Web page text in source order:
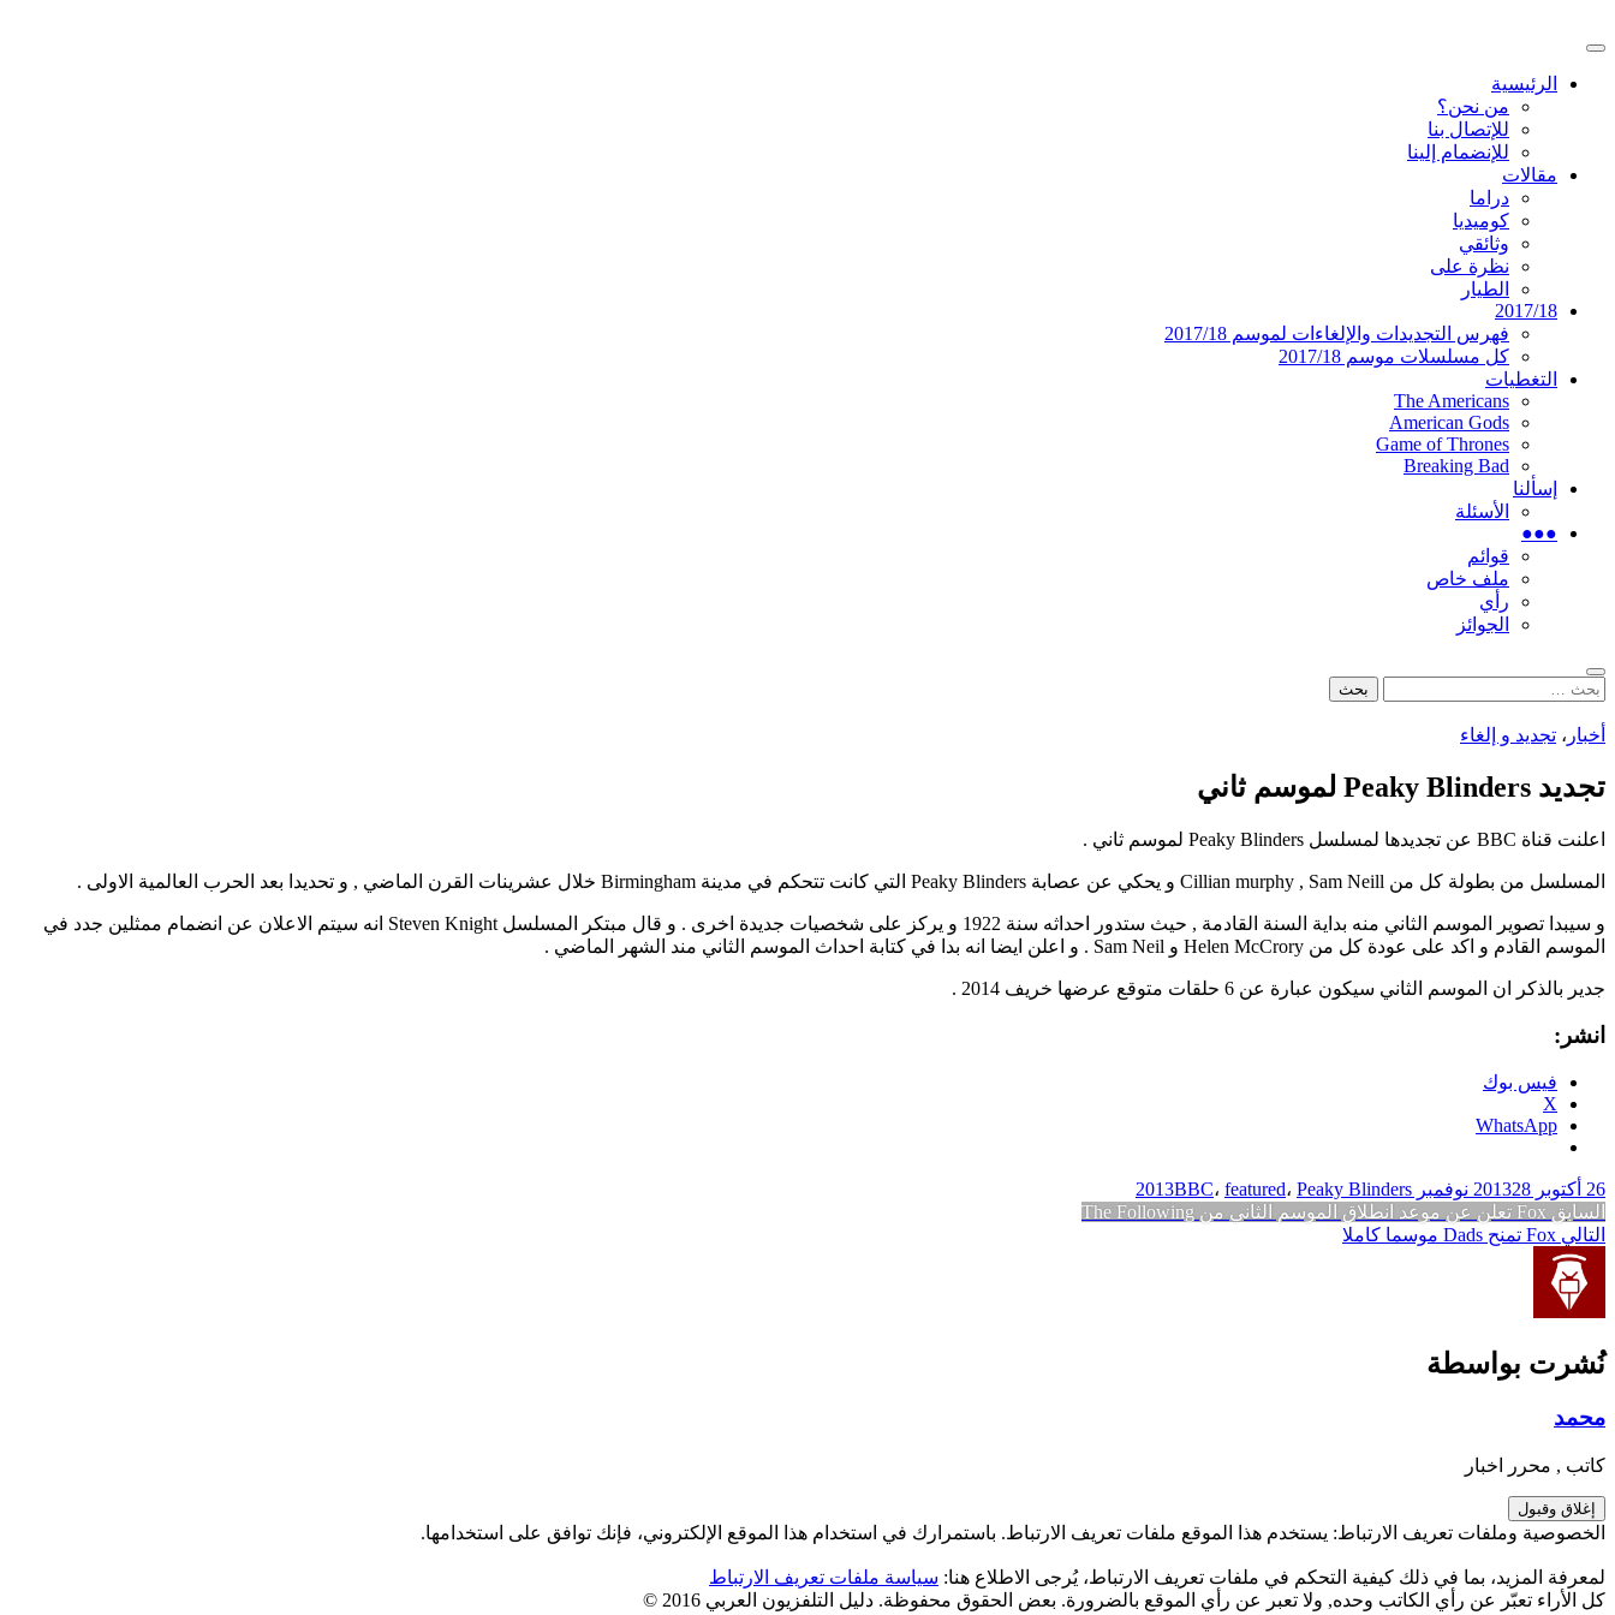
إلى
دليل التلفزيون العربي
موقع عربي متخصص في أخبار ومقالات حول المسلسلات الأجنبية
القائمة
الرئيسيةالرئيسية
من نحن؟
للإتصال بنا
للإنضمام إلينا
مقالات
دراما
كوميديا
وثائقي
نظرة على
الطيار
2017/18
فهرس التجديدات والإلغاءات لموسم 2017/18
كل مسلسلات موسم 2017/18
التغطيات
The Americans
American Gods
Game of Thrones
Breaking Bad
إسألنا
الأسئلة
●●●
قوائم
ملف خاص
رأي
الجوائز
بحث
البحث
أخبار ، تجديد و إلغاء
تجديد Peaky Blinders لموسم ثاني
اعلنت قناة BBC عن تجديدها لمسلسل Peaky Blinders لموسم ثاني .
المسلسل من بطولة كل من Cillian murphy , Sam Neill و يحكي عن عصابة Peaky Blinders التي كانت تتحكم في مدينة Birmingham خلال عشرينات القرن الماضي , و تحديدا بعد الحرب العالمية الاولى .
و سيبدا تصوير الموسم الثاني منه بداية السنة القادمة , حيث ستدور احداثه سنة 1922 و يركز على شخصيات جديدة اخرى . و قال مبتكر المسلسل Steven Knight انه سيتم الاعلان عن انضمام ممثلين جدد في
الموسم القادم و اكد على عودة كل من Helen McCrory و Sam Neil . و اعلن ايضا انه بدا في كتابة احداث الموسم الثاني مند الشهر الماضي .
جدير بالذكر ان الموسم الثاني سيكون عبارة عن 6 حلقات متوقع عرضها خريف 2014 .
انشر:
فيس بوك
X
WhatsApp
26 أكتوبر 2013 28 نوفمبر 2013 BBC، featured، Peaky Blinders
تصفّح
المقالات
السابق المقالة
السابقة:
Fox تعلن عن موعد انطلاق الموسم الثاني من The Following
التالي المقالة
التالية:
Fox تمنح Dads موسما كاملا
نُشرت بواسطة
محمد
كاتب , محرر اخبار
الخصوصية وملفات تعريف الارتباط: يستخدم هذا الموقع ملفات تعريف الارتباط. باستمرارك في استخدام هذا الموقع الإلكتروني، فإنك توافق على استخدامها.
لمعرفة المزيد، بما في ذلك كيفية التحكم في ملفات تعريف الارتباط، يُرجى الاطلاع هنا: سياسة ملفات تعريف الارتباط
كل الأراء تعبّر عن رأي الكاتب وحده, ولا تعبر عن رأي الموقع بالضرورة. بعض الحقوق محفوظة. دليل التلفزيون العربي 2016 ©